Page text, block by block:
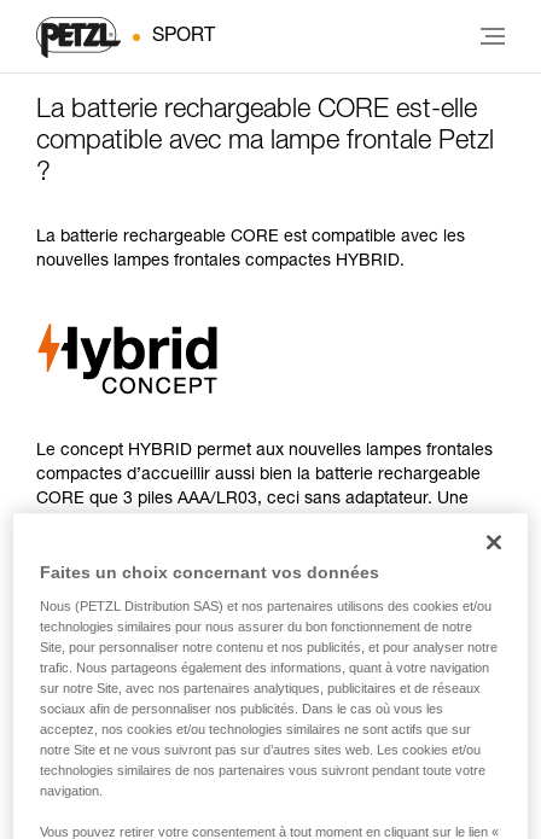
SPORT
La batterie rechargeable CORE est-elle
compatible avec ma lampe frontale Petzl
?
La batterie rechargeable CORE est compatible avec les
nouvelles lampes frontales compactes HYBRID.
Le concept HYBRID permet aux nouvelles lampes frontales
compactes d’accueillir aussi bien la batterie rechargeable
CORE que 3 piles AAA/LR03, ceci sans adaptateur. Une
Faites un choix concernant vos données
Nous (PETZL Distribution SAS) et nos partenaires utilisons des cookies et/ou
technologies similaires pour nous assurer du bon fonctionnement de notre
Site, pour personnaliser notre contenu et nos publicités, et pour analyser notre
trafic. Nous partageons également des informations, quant à votre navigation
sur notre Site, avec nos partenaires analytiques, publicitaires et de réseaux
sociaux afin de personnaliser nos publicités. Dans le cas où vous les
acceptez, nos cookies et/ou technologies similaires ne sont actifs que sur
notre Site et ne vous suivront pas sur d’autres sites web. Les cookies et/ou
technologies similaires de nos partenaires vous suivront pendant toute votre
navigation.
Vous pouvez retirer votre consentement à tout moment en cliquant sur le lien «